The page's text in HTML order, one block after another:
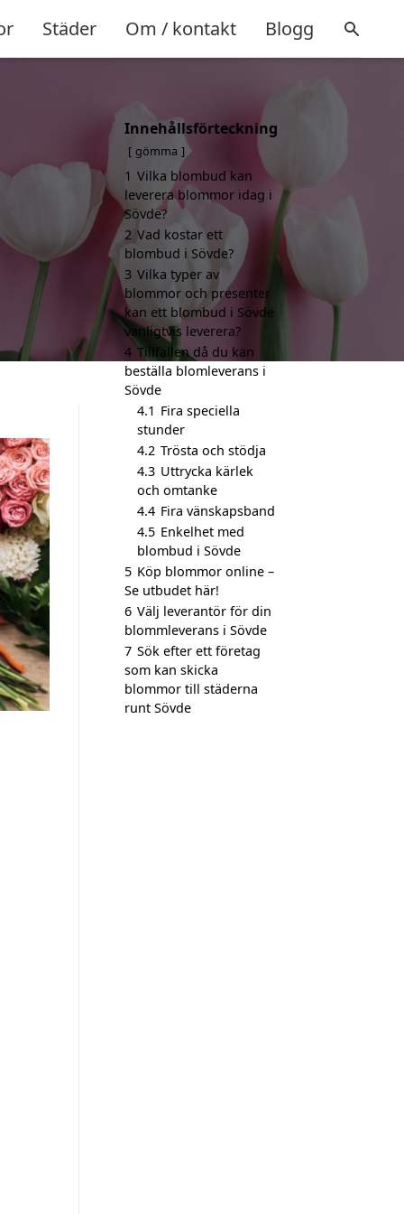
Städer Om / kontakt Blogg
Innehållsförteckning
gömma
1 Vilka blombud kan
leverera blommor idag i
Sövde?
2 Vad kostar ett
blombud i Sövde?
3 Vilka typer av
blommor och presenter
kan ett blombud i Sövde
vanligtvis leverera?
4 Tillfällen då du kan
beställa blomleverans i
Sövde
4.1 Fira speciella
stunder
4.2 Trösta och stödja
4.3 Uttrycka kärlek
och omtanke
4.4 Fira vänskapsband
4.5 Enkelhet med
blombud i Sövde
5 Köp blommor online –
Se utbudet här!
6 Välj leverantör för din
blommleverans i Sövde
7 Sök efter ett företag
som kan skicka
blommor till städerna
runt Sövde